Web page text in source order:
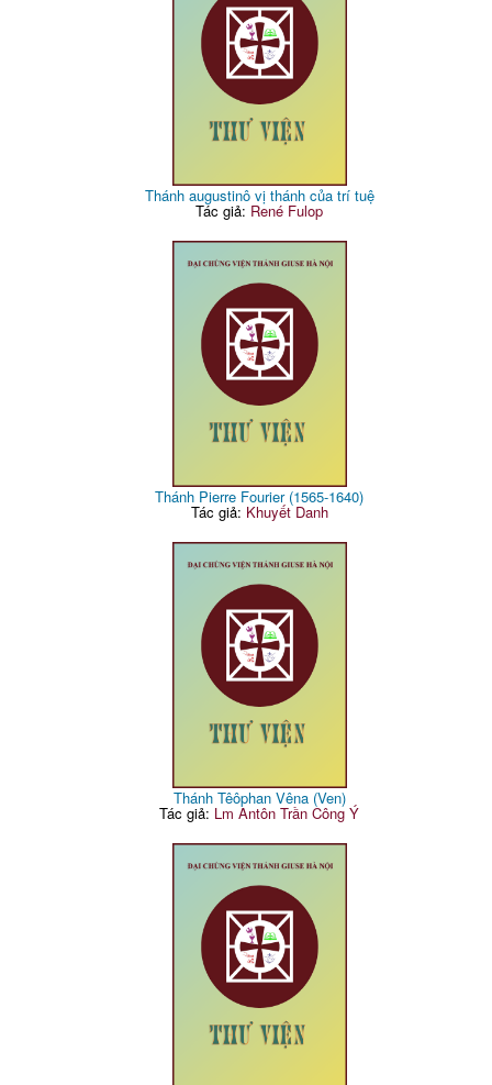
Thánh augustinô vị thánh của trí tuệ
Tác giả: René Fulop
Thánh Pierre Fourier (1565-1640)
Tác giả: Khuyết Danh
Thánh Têôphan Vêna (Ven)
Tác giả: Lm Antôn Trần Công Ý